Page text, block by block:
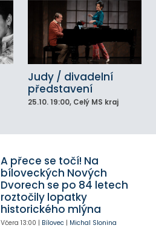
Judy / divadelní
představení
25.10. 19:00, Celý MS kraj
A přece se točí! Na
bíloveckých Nových
Dvorech se po 84 letech
roztočily lopatky
historického mlýna
Včera 13:00 | Bílovec| Michal Slonina